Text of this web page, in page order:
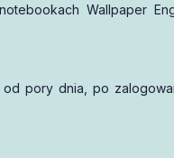
Wallpaper
pory dnia, po